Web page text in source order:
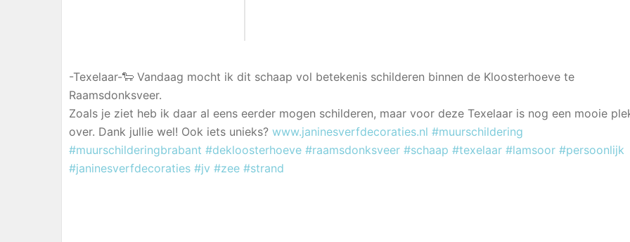
-Texelaar-🐑 Vandaag mocht ik dit schaap vol betekenis schilderen binnen de Kloosterhoeve te
Raamsdonksveer.
Zoals je ziet heb ik daar al eens eerder mogen schilderen, maar voor deze Texelaar is nog een mooie
over. Dank jullie wel! Ook iets unieks? www.janinesverfdecoraties.nl #muurschildering
#muurschilderingbrabant #dekloosterhoeve #raamsdonksveer #schaap #texelaar #lamsoor #persoonlijk
#janinesverfdecoraties #jv #zee #strand